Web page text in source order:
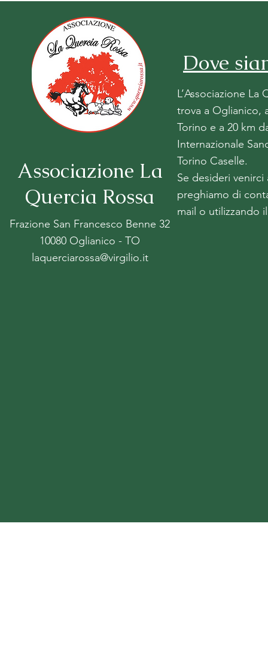
Associazione La
Quercia Rossa
Frazione San Francesco Benne 32
10080 Oglianico - TO
laquerciarossa@virgilio.it
Dove
L’Associazione La
trova a Oglianico,
Torino e a 20 km
Internazionale
Torino Caselle.
Se desideri venirci
preghiamo di
mail o utilizzando